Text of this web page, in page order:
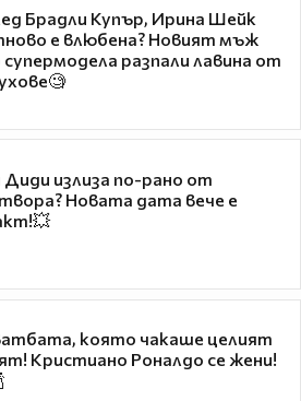
Брадли Купър, Ирина Шейк
е влюбена? Новият мъж
супермодела разпали лавина от
Диди излиза по-рано от
Новата дата вече е
която чакаше целият
Кристиано Роналдо се жени!